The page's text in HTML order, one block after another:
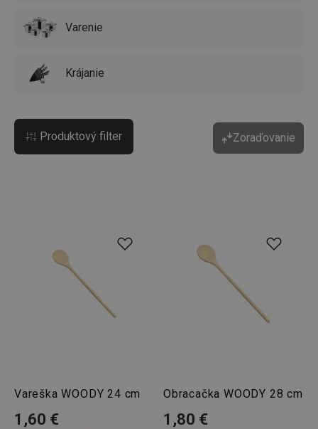
Varenie
Krájanie
Produktový filter Zoraďovanie
Vareška WOODY 24 cm
1,60 €
Obracačka WOODY 28 cm
1,80 €